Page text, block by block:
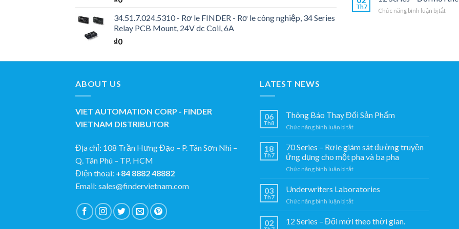
34.51.7.024.5310 - Rơ le FINDER - Rơ le công nghiệp, 34 Series
Relay PCB Mount, 24V dc Coil, 6A
₫0
Th7
Chức năng bình luận bị tắtở
theo
ABOUT US
VIET AUTOMATION CORP - FINDER
VIETNAM DISTRIBUTOR
Địa chỉ: 108 Trần Hưng Đạo – P. Tân Sơn Nhì –
Q. Tân Phú – TP. HCM
Điện thoại: +84 8882 48882
Email: sales@findervietnam.com
LATEST NEWS
06
Th8
Thông Báo Thay Đổi Sản Phẩm
Chức năng bình luận bị tắtở
Báo
Đổi
Sản
18
Th7
70 Series – Rơle giám sát đường truyền
ứng dụng cho một pha và ba pha
Chức năng bình luận bị tắtở
Series
Rơle
sát
03
Th7
Underwriters Laboratories
Chức năng bình luận bị tắtở
Laboratories
02 12 Series – Đổi mới theo thời gian.